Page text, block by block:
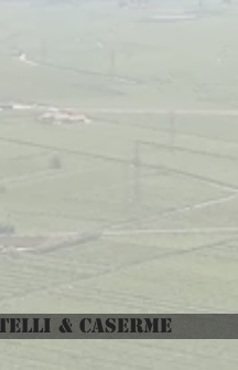
& CASERME